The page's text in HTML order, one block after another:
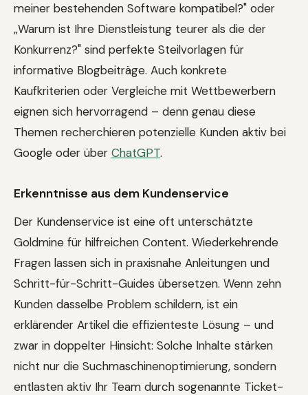
meiner bestehenden Software kompatibel?" oder
„Warum ist Ihre Dienstleistung teurer als die der
Konkurrenz?" sind perfekte Steilvorlagen für
informative Blogbeiträge. Auch konkrete
Kaufkriterien oder Vergleiche mit Wettbewerbern
eignen sich hervorragend – denn genau diese
Themen recherchieren potenzielle Kunden aktiv bei
Google oder über ChatGPT.
Erkenntnisse aus dem Kundenservice
Der Kundenservice ist eine oft unterschätzte
Goldmine für hilfreichen Content. Wiederkehrende
Fragen lassen sich in praxisnahe Anleitungen und
Schritt-für-Schritt-Guides übersetzen. Wenn zehn
Kunden dasselbe Problem schildern, ist ein
erklärender Artikel die effizienteste Lösung – und
zwar in doppelter Hinsicht: Solche Inhalte stärken
nicht nur die Suchmaschinenoptimierung, sondern
entlasten aktiv Ihr Team durch sogenannte Ticket-